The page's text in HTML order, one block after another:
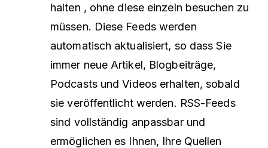
halten , ohne diese einzeln besuchen zu
müssen. Diese Feeds werden
automatisch aktualisiert, so dass Sie
immer neue Artikel, Blogbeiträge,
Podcasts und Videos erhalten, sobald
sie veröffentlicht werden. RSS-Feeds
sind vollständig anpassbar und
ermöglichen es Ihnen, Ihre Quellen